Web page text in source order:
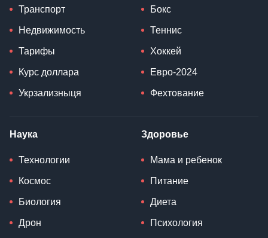
Транспорт
Недвижимость
Тарифы
Курс доллара
Укрзализныця
Бокс
Теннис
Хоккей
Евро-2024
Фехтование
Наука
Технологии
Космос
Биология
Дрон
Здоровье
Мама и ребенок
Питание
Диета
Психология